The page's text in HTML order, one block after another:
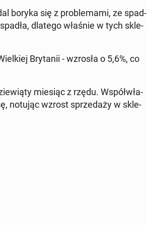
boryka się z pro­ble­ma­mi, ze spad­
dlatego właśnie w tych skle­
Bry­ta­nii - wzrosła o 5,6%, co
miesiąc z rzędu. Współ­wła­
notując wzrost sprze­da­ży w skle­